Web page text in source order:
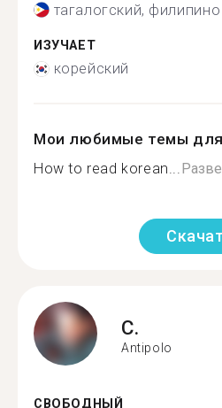
тагалогский, филипино
ИЗУЧАЕТ
корейский
Мои любимые темы для
How to read korean...
C.
Antipolo
СВОБОДНЫЙ